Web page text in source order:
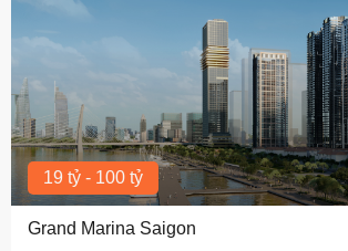
19 tỷ - 100 tỷ
Grand Marina Saigon